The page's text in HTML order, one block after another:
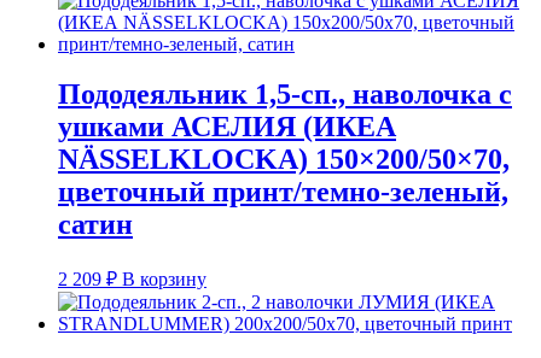
Пододеяльник 1,5-сп., наволочка с
ушками АСЕЛИЯ (ИКЕА
NÄSSELKLOCKA) 150×200/50×70,
цветочный принт/темно-зеленый,
сатин
2 209 ₽ В корзину